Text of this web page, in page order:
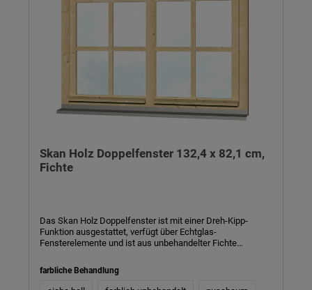
Skan Holz Doppelfenster 132,4 x 82,1 cm,
Fichte
Das Skan Holz Doppelfenster ist mit einer Dreh-Kipp-
Funktion ausgestattet, verfügt über Echtglas-
Fensterelemente und ist aus unbehandelter Fichte
Wände und -Abstellräume vorgesehen, kann aber
selbstverständlich auch anderweitig eingesetzt werden.
Bestehend aus 2 Fensterelementen mit einem
farbliche Behandlung